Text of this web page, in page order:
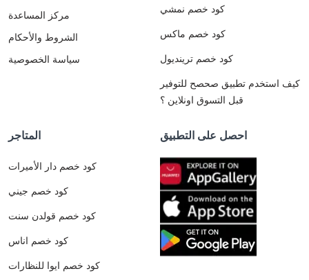
مركز المساعدة
الشروط والأحكام
سياسة الخصوصية
كود خصم نمشي
كود خصم ماكس
كود خصم ترينديول
كيف استخدم تطبيق صحصح للتوفير
قبل التسوق اونلاين ؟
المتاجر
كود خصم دار الأميرات
كود خصم جيني
كود خصم قولدن سنت
كود خصم اناس
كود خصم ايوا للنظارات
احصل على التطبيق